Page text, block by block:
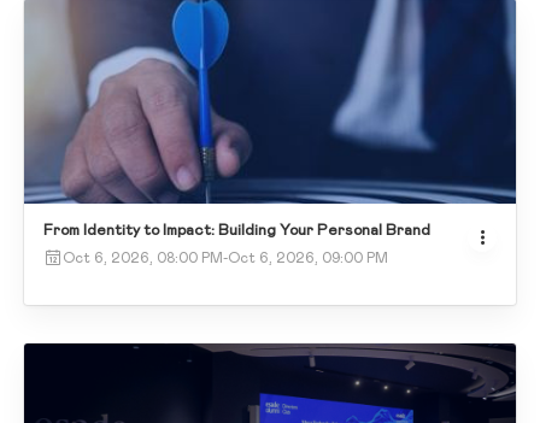
From Identity to Impact: Building Your Personal Brand
Oct 6, 2026, 08:00 PM-Oct 6, 2026, 09:00 PM